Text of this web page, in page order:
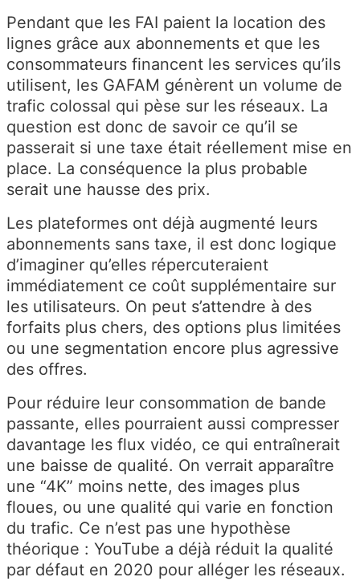
Pendant que les FAI paient la location des
lignes grâce aux abonnements et que les
consommateurs financent les services qu’ils
utilisent, les GAFAM génèrent un volume de
trafic colossal qui pèse sur les réseaux. La
question est donc de savoir ce qu’il se
passerait si une taxe était réellement mise en
place. La conséquence la plus probable
serait une hausse des prix.
Les plateformes ont déjà augmenté leurs
abonnements sans taxe, il est donc logique
d’imaginer qu’elles répercuteraient
immédiatement ce coût supplémentaire sur
les utilisateurs. On peut s’attendre à des
forfaits plus chers, des options plus limitées
ou une segmentation encore plus agressive
des offres.
Pour réduire leur consommation de bande
passante, elles pourraient aussi compresser
davantage les flux vidéo, ce qui entraînerait
une baisse de qualité. On verrait apparaître
une “4K” moins nette, des images plus
floues, ou une qualité qui varie en fonction
du trafic. Ce n’est pas une hypothèse
théorique : YouTube a déjà réduit la qualité
par défaut en 2020 pour alléger les réseaux.